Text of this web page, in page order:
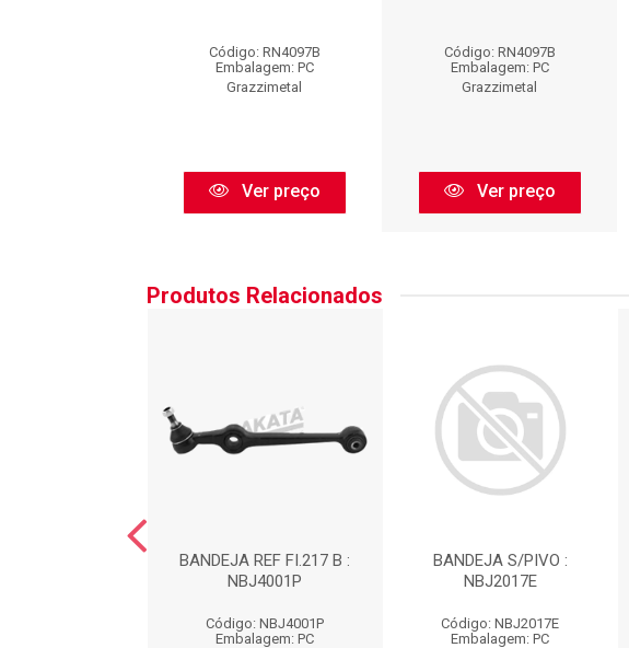
Código: RN4097B
Embalagem: PC
Grazzimetal
Ver preço
Código: RN4097B
Embalagem: PC
Grazzimetal
Ver preço
Produtos Relacionados
BANDEJA REF FI.217 B :
NBJ4001P
Código: NBJ4001P
Embalagem: PC
BANDEJA S/PIVO :
NBJ2017E
Código: NBJ2017E
Embalagem: PC